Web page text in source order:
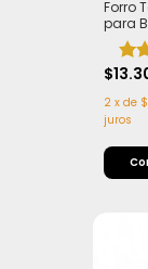
Forro
para
no
2 x de
juros